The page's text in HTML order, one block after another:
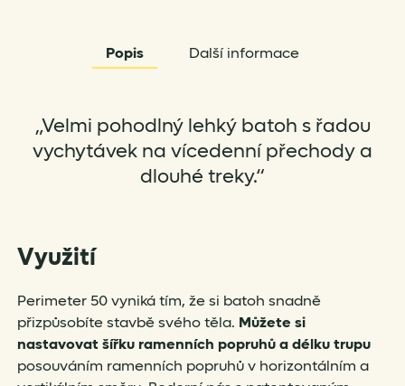
Popis Další informace
„Velmi pohodlný lehký batoh s řadou
vychytávek na vícedenní přechody a
dlouhé treky.“
Využití
Perimeter 50 vyniká tím, že si batoh snadně
přizpůsobíte stavbě svého těla. Můžete si
nastavovat šířku ramenních popruhů a délku trupu
posouváním ramenních popruhů v horizontálním a